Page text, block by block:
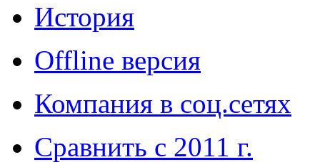
История
Offline версия
Компания в соц.сетях
Сравнить с 2011 г.